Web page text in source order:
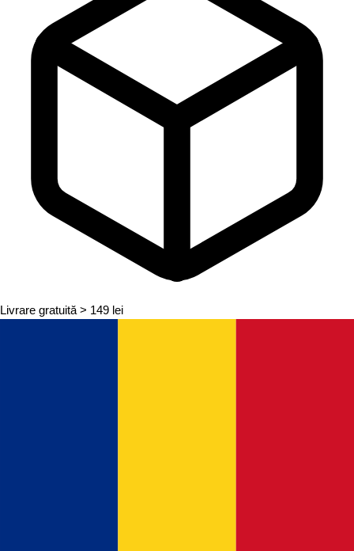
Livrare gratuită > 149 lei